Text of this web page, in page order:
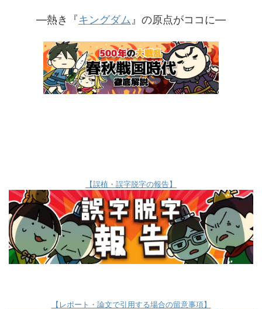
—熱き『キングダム 』の原点がココに—
【誤植・誤字脱字の報告】
【レポート・論文で引用する場合の留意事項】